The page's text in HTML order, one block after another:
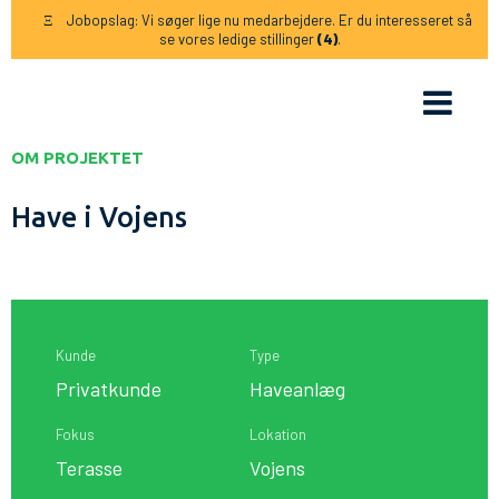
Ξ
Jobopslag: Vi søger lige nu medarbejdere. Er du interesseret så
se vores ledige stillinger(4).
OM PROJEKTET
Have i Vojens
Kunde
Privatkunde
Type
Haveanlæg
Fokus
Terasse
Lokation
Vojens